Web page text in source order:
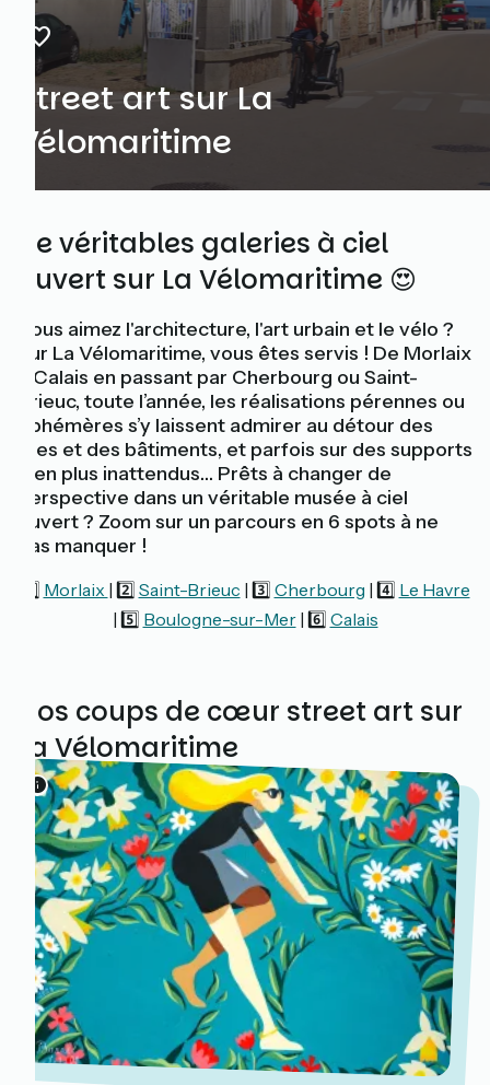
Street art sur La
Vélomaritime
De véritables galeries à ciel
ouvert sur La Vélomaritime 😍
Vous aimez l'architecture, l'art urbain et le vélo ?
Sur La Vélomaritime, vous êtes servis ! De Morlaix
à Calais en passant par Cherbourg ou Saint-
Brieuc, toute l’année, les réalisations pérennes ou
éphémères s’y laissent admirer au détour des
rues et des bâtiments, et parfois sur des supports
bien plus inattendus… Prêts à changer de
perspective dans un véritable musée à ciel
ouvert ? Zoom sur un parcours en 6 spots à ne
pas manquer !
1️⃣ Morlaix | 2️⃣ Saint-Brieuc | 3️⃣ Cherbourg | 4️⃣ Le Havre
| 5️⃣ Boulogne-sur-Mer| 6️⃣ Calais
Nos coups de cœur street art sur
La Vélomaritime